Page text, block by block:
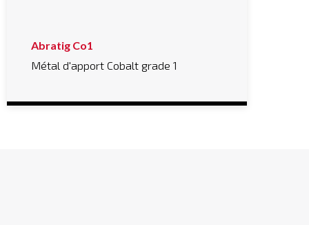
Abratig Co1
Métal d'apport Cobalt grade 1